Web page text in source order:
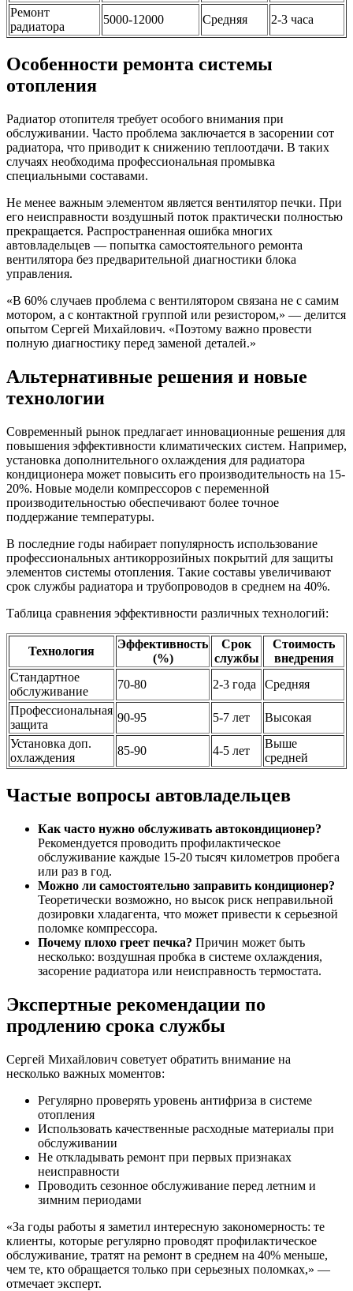
Ремонт
радиатора
5000-12000 Средняя 2-3 часа
Особенности ремонта системы
отопления
Радиатор отопителя требует особого внимания при
обслуживании. Часто проблема заключается в засорении сот
радиатора, что приводит к снижению теплоотдачи. В таких
случаях необходима профессиональная промывка
специальными составами.
Не менее важным элементом является вентилятор печки. При
его неисправности воздушный поток практически полностью
прекращается. Распространенная ошибка многих
автовладельцев — попытка самостоятельного ремонта
вентилятора без предварительной диагностики блока
управления.
«В 60% случаев проблема с вентилятором связана не с самим
мотором, а с контактной группой или резистором,» — делится
опытом Сергей Михайлович. «Поэтому важно провести
полную диагностику перед заменой деталей.»
Альтернативные решения и новые
технологии
Современный рынок предлагает инновационные решения для
повышения эффективности климатических систем. Например,
установка дополнительного охлаждения для радиатора
кондиционера может повысить его производительность на 15-
20%. Новые модели компрессоров с переменной
производительностью обеспечивают более точное
поддержание температуры.
В последние годы набирает популярность использование
профессиональных антикоррозийных покрытий для защиты
элементов системы отопления. Такие составы увеличивают
срок службы радиатора и трубопроводов в среднем на 40%.
Таблица сравнения эффективности различных технологий:
Технология
Эффективность
(%)
Срок
службы
Стоимость
внедрения
Стандартное
обслуживание
70-80 2-3 года
Средняя
Профессиональная
защита
90-95 5-7 лет
Высокая
Установка доп.
охлаждения
85-90 4-5 лет
Выше
средней
Частые вопросы автовладельцев
Как часто нужно обслуживать автокондиционер?
Рекомендуется проводить профилактическое
обслуживание каждые 15-20 тысяч километров пробега
или раз в год.
Можно ли самостоятельно заправить кондиционер?
Теоретически возможно, но высок риск неправильной
дозировки хладагента, что может привести к серьезной
поломке компрессора.
Почему плохо греет печка? Причин может быть
несколько: воздушная пробка в системе охлаждения,
засорение радиатора или неисправность термостата.
Экспертные рекомендации по
продлению срока службы
Сергей Михайлович советует обратить внимание на
несколько важных моментов:
Регулярно проверять уровень антифриза в системе
отопления
Использовать качественные расходные материалы при
обслуживании
Не откладывать ремонт при первых признаках
неисправности
Проводить сезонное обслуживание перед летним и
зимним периодами
«За годы работы я заметил интересную закономерность: те
клиенты, которые регулярно проводят профилактическое
обслуживание, тратят на ремонт в среднем на 40% меньше,
чем те, кто обращается только при серьезных поломках,» —
отмечает эксперт.